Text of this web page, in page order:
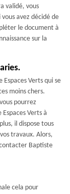
validé, vous
avez décidé de
le document à
sur la
Verts qui se
moins chers.
pourrez
Verts à
il dispose tous
travaux. Alors,
Baptiste
cela pour